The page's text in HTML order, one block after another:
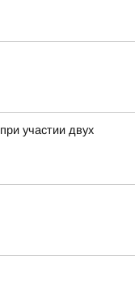
участии двух